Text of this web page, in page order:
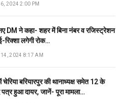
6, 2024 2:00 PM
DM ने कहा- शहर में बिना नंबर व रजिस्ट्रेशन
रिक्शा लगेगी रोक…
14, 2024 8:17 AM
चेरिया बरियारपुर की थानाध्यक्ष समेत 12 के
पत्र हुआ दायर, जानें- पूरा मामला…